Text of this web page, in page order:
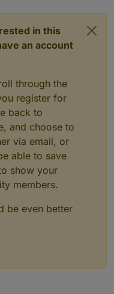
in this
an account
through the
register for
back to
and choose to
via email, or
able to save
show your
members.
be even better